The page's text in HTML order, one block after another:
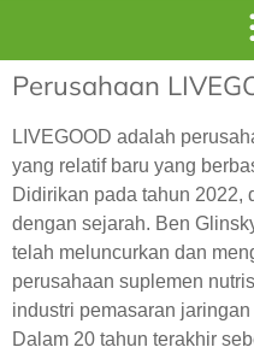
Perusahaan
LIVEGOOD adalah
yang relatif baru yang
Didirikan pada tahun 2022,
dengan sejarah. Ben
telah meluncurkan dan
perusahaan suplemen
industri pemasaran
Dalam 20 tahun terakhir